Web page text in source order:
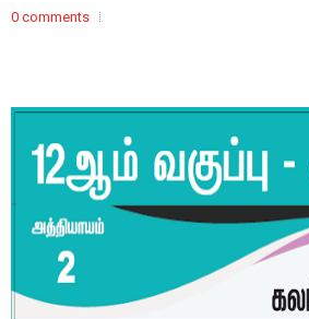
0 comments